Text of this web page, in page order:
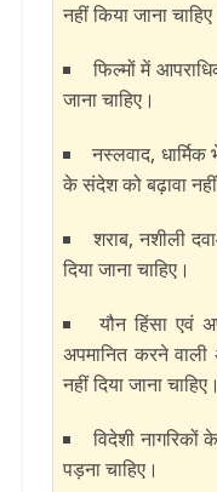
नहीं किया जाना
फिल्मों में
जाना चाहिए।
नस्लवाद,
के संदेश को बढ़ावा नहीं
शराब, नशीली
दिया जाना चाहिए।
यौन हिंसा एवं
अपमानित करने वाली
नहीं दिया जाना चाहिए।
विदेशी नागरिकों
पड़ना चाहिए।